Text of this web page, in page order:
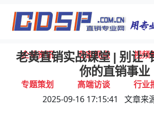
首页 独家报道 行业动态
企业资讯 专家视点 视频
专题策划 高端访谈 行业
老黄直销实战课堂 | 别让“
你的直销事业
2025-09-16 17:15:41 文章来